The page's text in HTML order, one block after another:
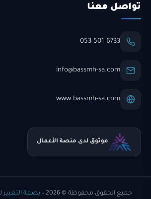
تواصل معنا
053 501 6733
info@bassmh-sa.com
www.bassmh-sa.com
موثوق لدى منصة الأعمال
جميع الحقوق محفوظة © 2026 – بصمة التغيير